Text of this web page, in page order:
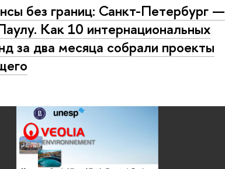
без границ: Санкт-Петербург —
Как 10 интернациональных
за два месяца собрали проекты